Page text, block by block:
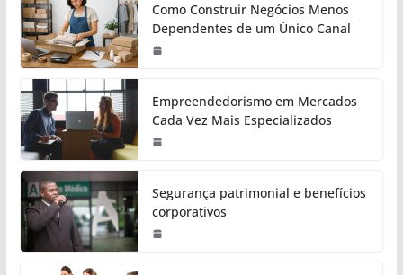
Como Construir Negócios Menos
Dependentes de um Único Canal
Empreendedorismo em Mercados
Cada Vez Mais Especializados
Segurança patrimonial e benefícios
corporativos